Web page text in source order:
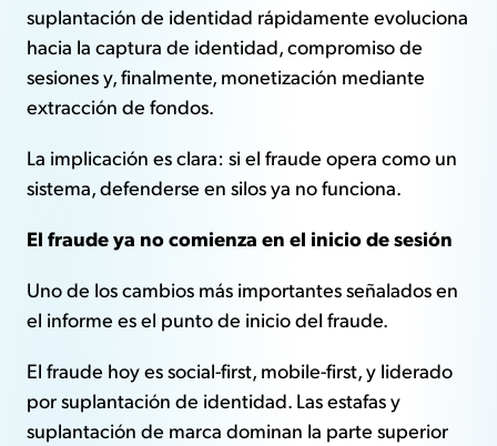
suplantación de identidad rápidamente evoluciona
hacia la captura de identidad, compromiso de
sesiones y, finalmente, monetización mediante
extracción de fondos.
La implicación es clara: si el fraude opera como un
sistema, defenderse en silos ya no funciona.
El fraude ya no comienza en el inicio de sesión
Uno de los cambios más importantes señalados en
el informe es el punto de inicio del fraude.
El fraude hoy es social-first, mobile-first, y liderado
por suplantación de identidad. Las estafas y
suplantación de marca dominan la parte superior